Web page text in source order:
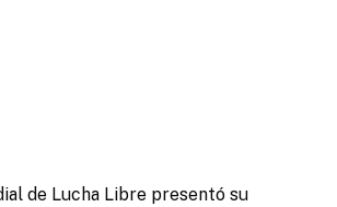
de Lucha Libre presentó su